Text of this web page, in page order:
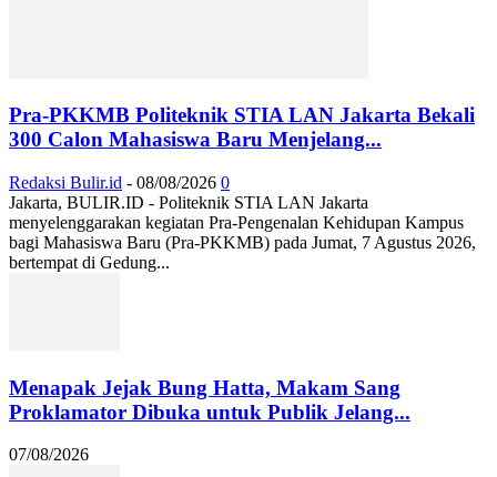
Pra-PKKMB Politeknik STIA LAN Jakarta Bekali
300 Calon Mahasiswa Baru Menjelang...
Redaksi Bulir.id - 08/08/2026 0
Jakarta, BULIR.ID - Politeknik STIA LAN Jakarta
menyelenggarakan kegiatan Pra-Pengenalan Kehidupan Kampus
bagi Mahasiswa Baru (Pra-PKKMB) pada Jumat, 7 Agustus 2026,
bertempat di Gedung...
Menapak Jejak Bung Hatta, Makam Sang
Proklamator Dibuka untuk Publik Jelang...
07/08/2026